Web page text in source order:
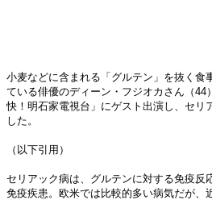
小麦などに含まれる「グルテン」を抜く食
ている俳優のディーン・フジオカさん（44
快！明石家電視台」にゲスト出演し、セリ
した。
（以下引用）
セリアック病は、グルテンに対する免疫反
免疫疾患。欧米では比較的多い病気だが、